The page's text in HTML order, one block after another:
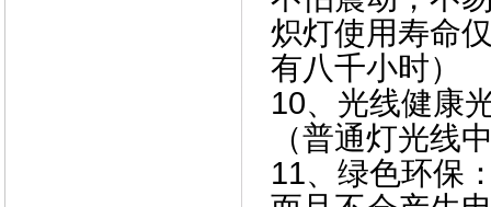
炽灯使用寿命
有八千小时）
10、光线健康
（普通灯光线
11、 绿色环保